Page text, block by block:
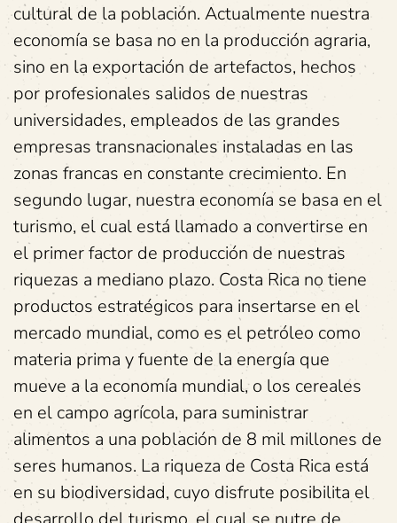
cultural de la población. Actualmente nuestra
economía se basa no en la producción agraria,
sino en la exportación de artefactos, hechos
por profesionales salidos de nuestras
universidades, empleados de las grandes
empresas transnacionales instaladas en las
zonas francas en constante crecimiento. En
segundo lugar, nuestra economía se basa en el
turismo, el cual está llamado a convertirse en
el primer factor de producción de nuestras
riquezas a mediano plazo. Costa Rica no tiene
productos estratégicos para insertarse en el
mercado mundial, como es el petróleo como
materia prima y fuente de la energía que
mueve a la economía mundial, o los cereales
en el campo agrícola, para suministrar
alimentos a una población de 8 mil millones de
seres humanos. La riqueza de Costa Rica está
en su biodiversidad, cuyo disfrute posibilita el